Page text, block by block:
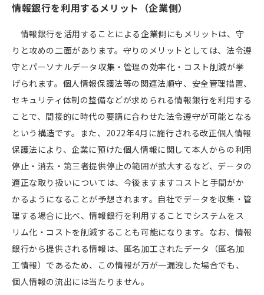
情報銀行を利用するメリット（企業側）
情報銀行を活用することによる企業側にもメリットは、守
りと攻めの二面があります。守りのメリットとしては、法令遵
守とパーソナルデータ収集・管理の効率化・コスト削減が挙
げられます。個人情報保護法等の関連法順守、安全管理措置、
セキュリティ体制の整備などが求められる情報銀行を利用する
ことで、間接的に時代の要請に合わせた法令遵守が可能となる
という構造です。また、 2022年4月に施行される改正個人情報
保護法により、企業に預けた個人情報に関して本人からの利用
停止・消去・第三者提供停止の範囲が拡大するなど、データの
適正な取り扱いについては、今後ますますコストと手間がか
かるようになることが予想されます。自社でデータを収集・管
理する場合に比べ、情報銀行を利用することでシステムをス
リム化・コストを削減することも可能になります。なお、情報
銀行から提供される情報は、匿名加工されたデータ（匿名加
工情報）であるため、この情報が万が一漏洩した場合でも、
個人情報の流出には当たりません。